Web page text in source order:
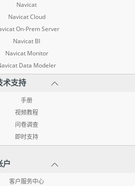
Navicat
Navicat Cloud
On-Prem Server
Navicat BI
Navicat Monitor
Data Modeler
术支持
手册
视频教程
问卷调查
即时支持
户
客户服务中心